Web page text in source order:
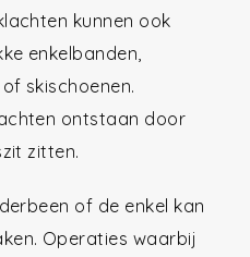
kunnen ook
enkelbanden,
skischoenen.
ontstaan door
zitten.
of de enkel kan
Operaties waarbij